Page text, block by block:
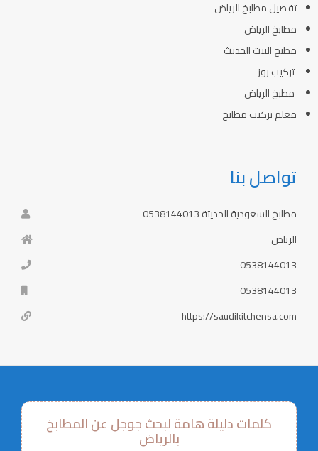
تفصيل مطابخ الرياض
مطابخ الرياض
مطبخ البيت الحديث
تركيب روز
مطبخ الرياض
معلم تركيب مطابخ
تواصل بنا
مطابخ السعودية الحديثة 0538144013
الرياض
0538144013
0538144013
https://saudikitchensa.com
كلمات دليلة هامة لبحث جوجل عن المطابخ
بالرياض